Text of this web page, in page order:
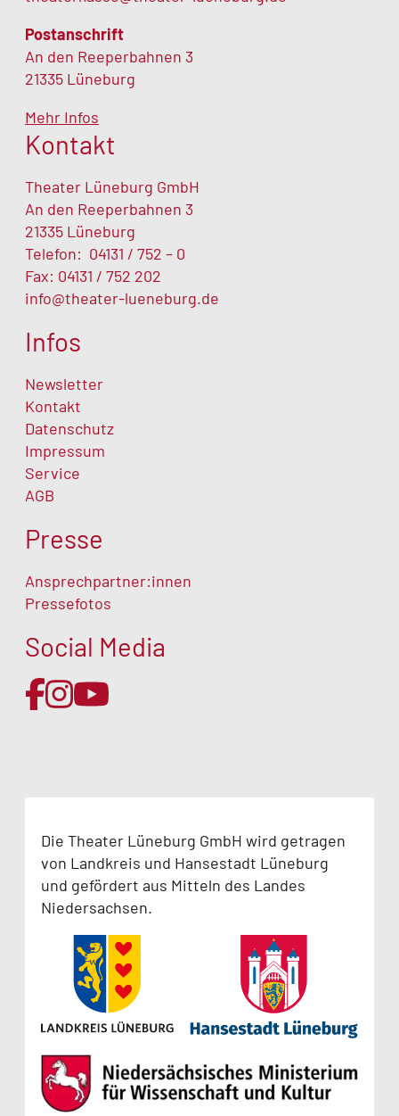
Leitung Maske: Marco M. Wenzig
Maske: Simon Fratantonio, Britta
(Elternzeitvertretung), Kim Ines May, Olga
Rausch (in Elternzeit)
Leiterin Garderobe: Sylvia Franke
Garderobieren: Skylar Phillips, Alicia von
Lindern, Imke Wedemeyer
Orchesterwart: Alexander Desch
Haus- und Betriebstechnik: Rafael
Produktionsleitung: Malte Schurau
Postanschrift
An den Reeperbahnen 3
21335 Lüneburg
Mehr Infos
Kontakt
Theater Lüneburg GmbH
An den Reeperbahnen 3
21335 Lüneburg
Telefon: 04131 / 752 – 0
Fax: 04131 / 752 202
info@theater-lueneburg.de
Infos
Newsletter
Kontakt
Datenschutz
Impressum
Service
AGB
Presse
Ansprechpartner:innen
Pressefotos
Social Media
Die Theater Lüneburg GmbH wird getragen
von Landkreis und Hansestadt Lüneburg
und gefördert aus Mitteln des Landes
Niedersachsen.